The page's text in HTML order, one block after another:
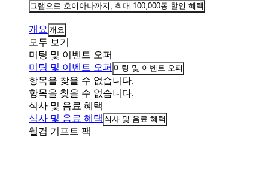
그랩으로 호이아나까지, 최대 100,000동 할인 혜택
개요 개요
모두 보기
미팅 및 이벤트 오퍼
미팅 및 이벤트 오퍼 미팅 및 이벤트 오퍼
항목을 찾을 수 없습니다.
항목을 찾을 수 없습니다.
식사 및 음료 혜택
식사 및 음료 혜택 식사 및 음료 혜택
웰컴 기프트 팩